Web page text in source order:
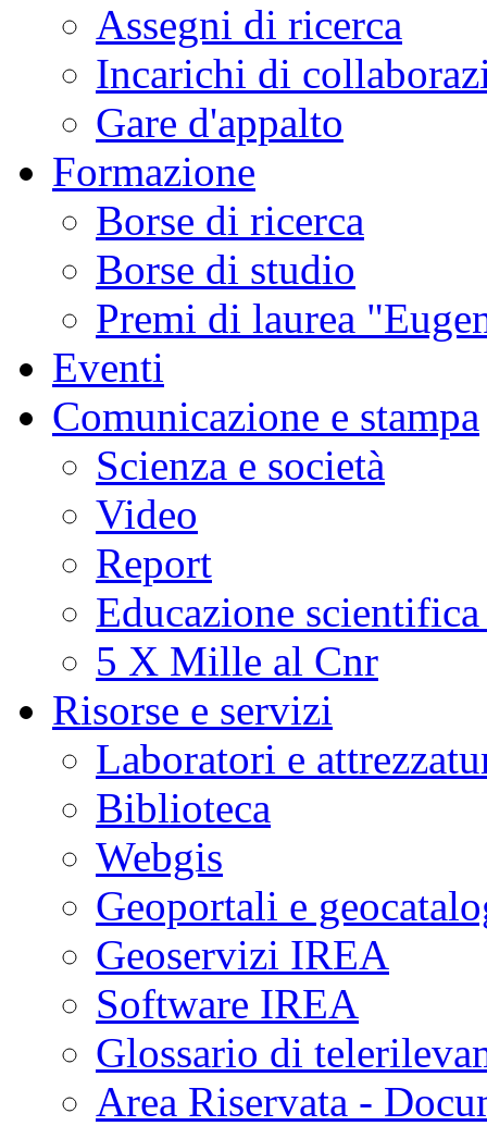
Assegni di ricerca
Incarichi di
Gare d'appalto
Formazione
Borse di ricerca
Borse di studio
Premi di laurea
Eventi
Comunicazione e stampa
Scienza e società
Video
Report
Educazione
5 X Mille al Cnr
Risorse e servizi
Laboratori e
Biblioteca
Webgis
Geoportali e
Geoservizi IREA
Software IREA
Glossario di
Area Riservata -